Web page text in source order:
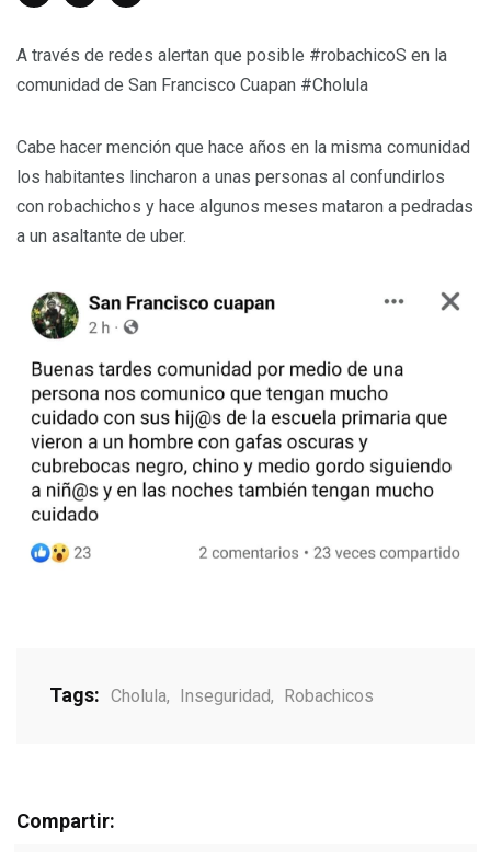
A través de redes alertan que posible #robachicoS en la
comunidad de San Francisco Cuapan #Cholula
Cabe hacer mención que hace años en la misma comunidad
los habitantes lincharon a unas personas al confundirlos
con robachichos y hace algunos meses mataron a pedradas
a un asaltante de uber.
Tags: Cholula, Inseguridad, Robachicos
Compartir: